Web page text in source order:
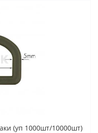
(уп 1000шт/10000шт)